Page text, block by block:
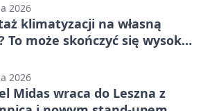
2026
klimatyzacji na własną
To może skończyć się wysoką
2026
Midas wraca do Leszna z